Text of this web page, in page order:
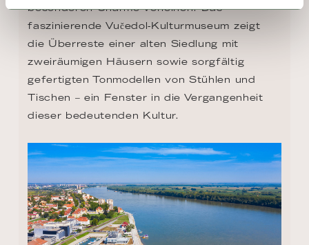
besonderen Charme verleihen. Das
faszinierende Vučedol-Kulturmuseum zeigt
die Überreste einer alten Siedlung mit
zweiräumigen Häusern sowie sorgfältig
gefertigten Tonmodellen von Stühlen und
Tischen – ein Fenster in die Vergangenheit
dieser bedeutenden Kultur.